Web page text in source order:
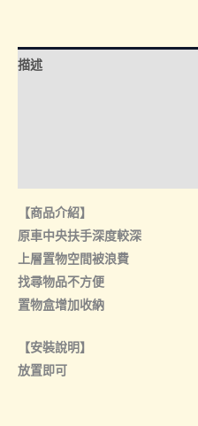
扶
手
量
描述
【商品介紹】
原車中央扶手深度較深
上層置物空間被浪費
找尋物品不方便
置物盒增加收納
【安裝說明】
放置即可